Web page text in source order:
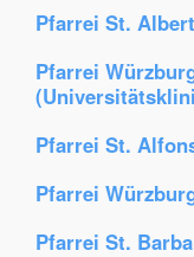
Pfarrei St.
Pfarrei
Pfarrei St.
Pfarrei
Pfarrei St.